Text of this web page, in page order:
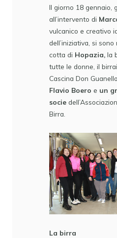
Il giorno 18 gennaio,
all’intervento di
vulcanico e creativo
dell’iniziativa, si
cotta di Hopazia, la
tutte le donne, il
Cascina Don
Flavio Boero e un
socie
Birra.
La birra